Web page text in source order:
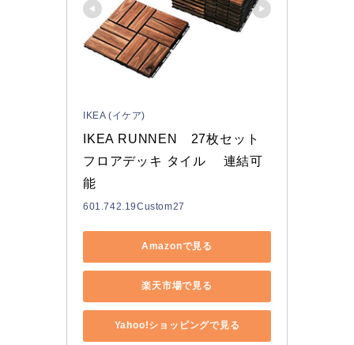
IKEA (イケア)
IKEA RUNNEN　27枚セット
フロアデッキ タイル 　連結可
能
601.742.19Custom27
Amazonで見る
楽天市場で見る
Yahoo!ショッピングで見る